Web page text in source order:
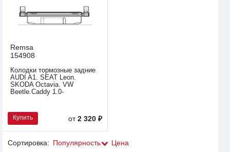
Remsa
154908
Колодки тормозные задние
AUDI A1. SEAT Leon.
SKODA Octavia. VW
Beetle.Caddy 1.0-
Купить от2 320 ₽
Сортировка: Популярность Цена